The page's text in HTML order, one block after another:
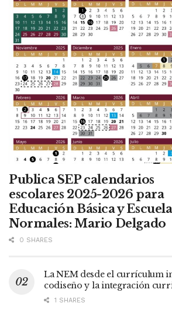
Publica SEP calendarios
escolares 2025-2026 para
Educación Básica y
Normales: Mario Delgado
0 SHARES
La NEM desde el currículum
codiseño y la integración
1 SHARES